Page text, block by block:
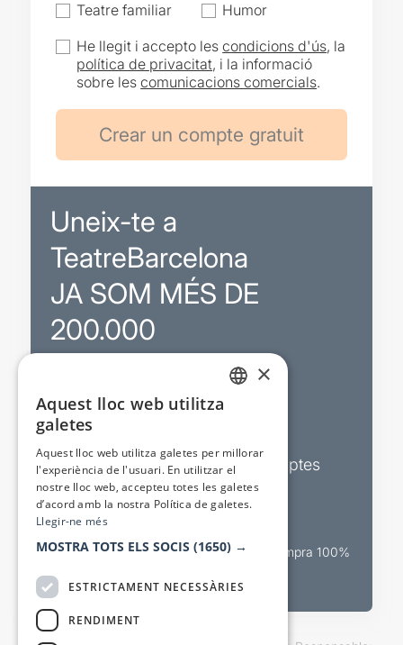
Teatre familiar
Humor
He llegit i accepto lescondicions d'ús, la
política de privacitat, i la informació
sobre lescomunicacions comercials.
Uneix-te a
TeatreBarcelona
JA SOM MÉS DE
200.000
Sortejos exclusius
Butlletins d’actualitat i descomptes
Valora espectacles
Canal oficial de venda teatral Compra 100%
×
Aquest lloc web utilitza
galetes
Aquest lloc web utilitza galetes per millorar
l'experiència de l'usuari. En utilitzar el
nostre lloc web, accepteu totes les galetes
d’acord amb la nostra Política de galetes.
Llegir-ne més
MOSTRA TOTS ELS SOCIS (1650) →
ESTRICTAMENT NECESSÀRIES
RENDIMENT